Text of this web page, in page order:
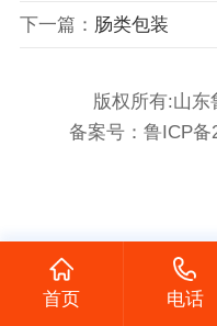
下一篇： 肠类包装
版权所有:山东
备案号： 鲁ICP备
首页 电话